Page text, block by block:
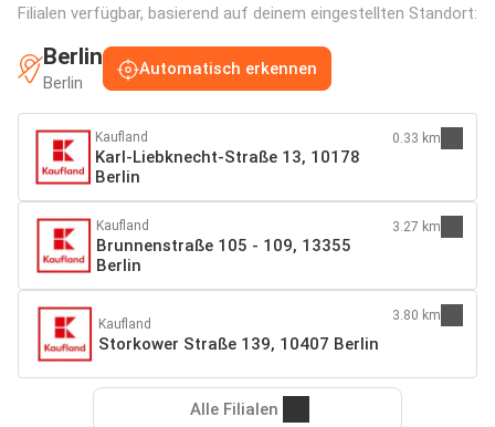
Filialen verfügbar, basierend auf deinem eingestellten Standort:
Berlin
Berlin
Automatisch erkennen
Kaufland
Karl-Liebknecht-Straße 13, 10178
Berlin
0.33 km
Kaufland
Brunnenstraße 105 - 109, 13355
Berlin
3.27 km
Kaufland
Storkower Straße 139, 10407 Berlin
3.80 km
Alle Filialen